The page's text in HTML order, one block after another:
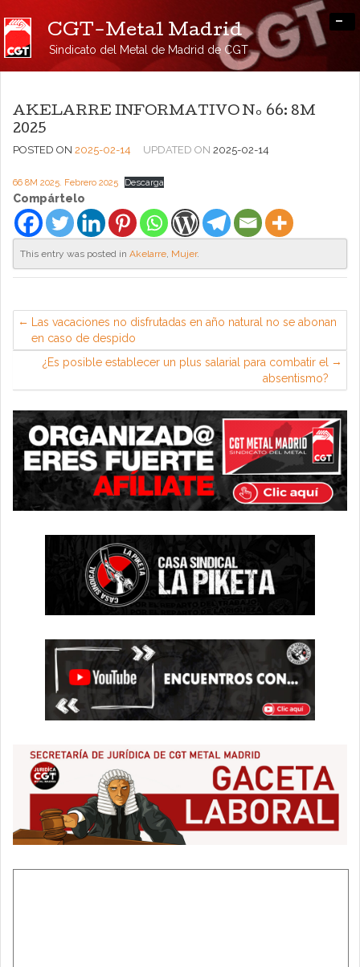
CGT-Metal Madrid
Sindicato del Metal de Madrid de CGT
-
AKELARRE INFORMATIVO Nº 66: 8M
2025
POSTED ON 2025-02-14 UPDATED ON 2025-02-14
66 8M 2025. Febrero 2025 Descarga
Compártelo
This entry was posted in Akelarre, Mujer.
Las vacaciones no disfrutadas en año natural no se abonan
en caso de despido
¿Es posible establecer un plus salarial para combatir el
absentismo?